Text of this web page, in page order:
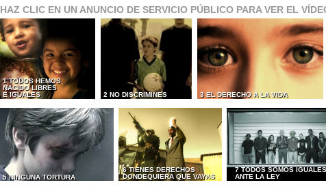
HAZ CLIC EN UN ANUNCIO DE SERVICIO PÚBLICO PARA VER EL
1 TODOS HEMOS
NACIDO LIBRES
E IGUALES
2 NO DISCRIMINES 3 EL DERECHO A LA VIDA
5 NINGUNA TORTURA
6 TIENES DERECHOS
DONDEQUIERA QUE VAYAS
7 TODOS SOMOS IGUALES
ANTE LA LEY